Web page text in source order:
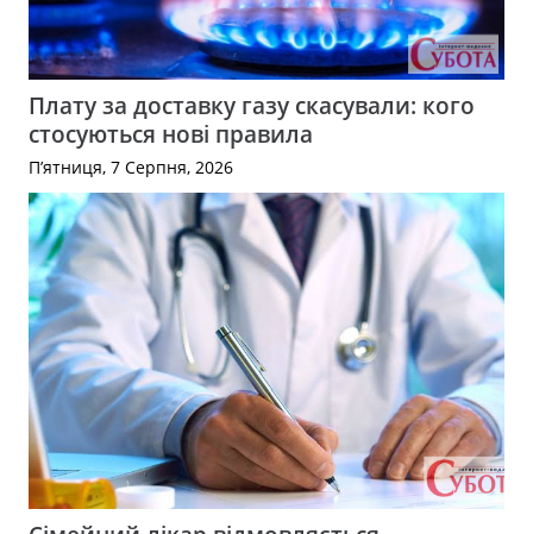
Плату за доставку газу скасували: кого
стосуються нові правила
П’ятниця, 7 Серпня, 2026